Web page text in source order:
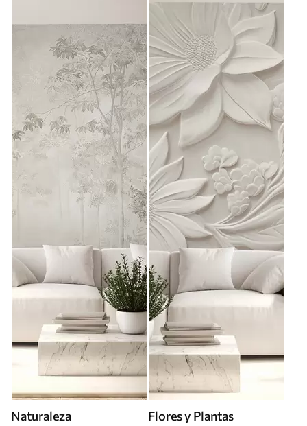
Naturaleza Flores y Plantas